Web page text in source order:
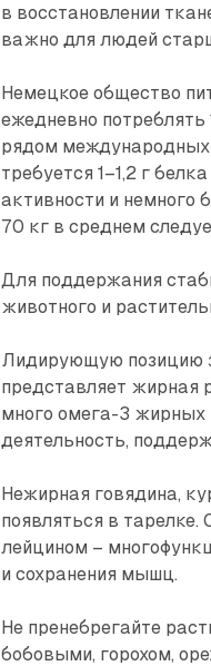
в восстановлении
важно для людей
Немецкое общество
ежедневно
рядом международных
требуется 1–1,2 г
активности и немного
70 кг в среднем
Для поддержания
животного и
Лидирующую позицию
представляет жирная
много омега-3 жирных
деятельность,
Нежирная говядина,
появляться в
лейцином –
и сохранения мышц.
Не пренебрегайте
бобовыми, горохом,